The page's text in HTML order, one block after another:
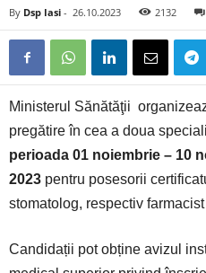
By Dsp Iasi - 26.10.2023 2132
Ministerul Sănătăţii
pregătire în cea a doua
perioada 01 noiembrie – 10
2023 pentru posesorii
stomatolog, respectiv
Candidații pot obține avizul